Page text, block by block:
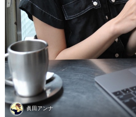
眞田アンナ